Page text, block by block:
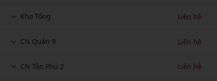
Kho Tổng Liên hệ
CN Quận 9 Liên hệ
CN Tân Phú 2 Liên hệ